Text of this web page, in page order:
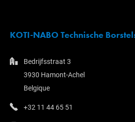
KOTI-NABO Technische
Bedrijfsstraat 3
3930 Hamont-Achel
Belgique
+32 11 44 65 51